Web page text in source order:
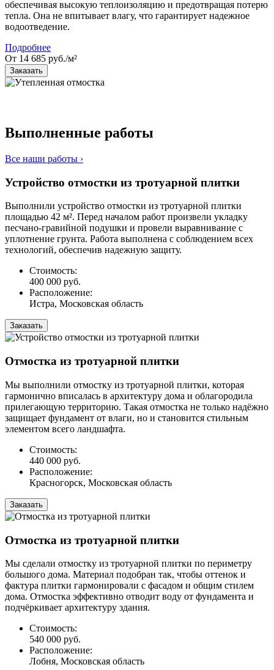
обеспечивая высокую теплоизоляцию и предотвращая потерю
тепла. Она не впитывает влагу, что гарантирует надежное
водоотведение.
Подробнее
От 14 685 руб./м²
Заказать
Выполненные работы
Все наши работы ›
Устройство отмостки из тротуарной плитки
Выполнили устройство отмостки из тротуарной плитки
площадью 42 м². Перед началом работ произвели укладку
песчано-гравийной подушки и провели выравнивание с
уплотнение грунта. Работа выполнена с соблюдением всех
технологий, обеспечив надежную защиту.
Стоимость:
400 000 руб.
Расположение:
Истра, Московская область
Заказать
Отмостка из тротуарной плитки
Мы выполнили отмостку из тротуарной плитки, которая
гармонично вписалась в архитектуру дома и облагородила
прилегающую территорию. Такая отмостка не только надёжно
защищает фундамент от влаги, но и становится стильным
элементом всего ландшафта.
Стоимость:
440 000 руб.
Расположение:
Красногорск, Московская область
Заказать
Отмостка из тротуарной плитки
Мы сделали отмостку из тротуарной плитки по периметру
большого дома. Материал подобран так, чтобы оттенок и
фактура плитки гармонировали с фасадом и общим стилем
дома. Отмостка эффективно отводит воду от фундамента и
подчёркивает архитектуру здания.
Стоимость:
540 000 руб.
Расположение:
Лобня, Московская область